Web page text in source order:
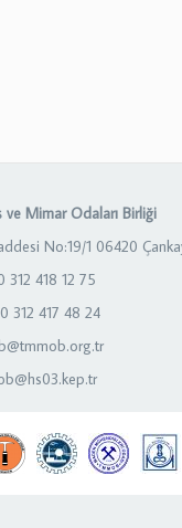
ve Mimar Odaları Birliği
No:19/1 06420
312 418 12 75
312 417 48 24